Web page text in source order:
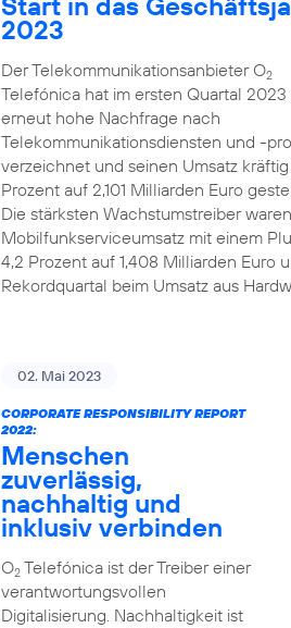
2023
Der Telekommunikationsanbieter O2
Telefónica hat im ersten Quartal 2023
erneut hohe Nachfrage nach
Telekommunikationsdiensten und -
verzeichnet und seinen Umsatz
Prozent auf 2,101 Milliarden Euro
Die stärksten Wachstumstreiber
Mobilfunkserviceumsatz mit einem
4,2 Prozent auf 1,408 Milliarden Euro
Rekordquartal beim Umsatz aus
02. Mai 2023
CORPORATE RESPONSIBILITY REPORT
2022:
Menschen
zuverlässig,
nachhaltig und
inklusiv verbinden
O2Telefónica ist der Treiber einer
verantwortungsvollen
Digitalisierung. Nachhaltigkeit ist